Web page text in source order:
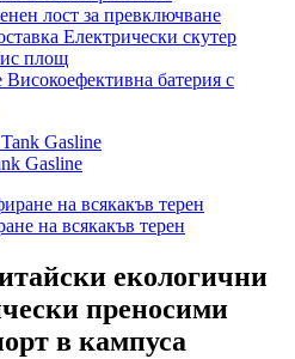
батерия с
Gasline
на всякакъв терен
екологични
преносими
в кампуса